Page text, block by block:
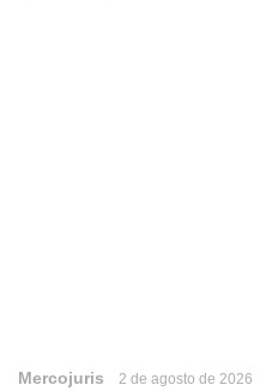
Mercojuris 2 de agosto de 2026